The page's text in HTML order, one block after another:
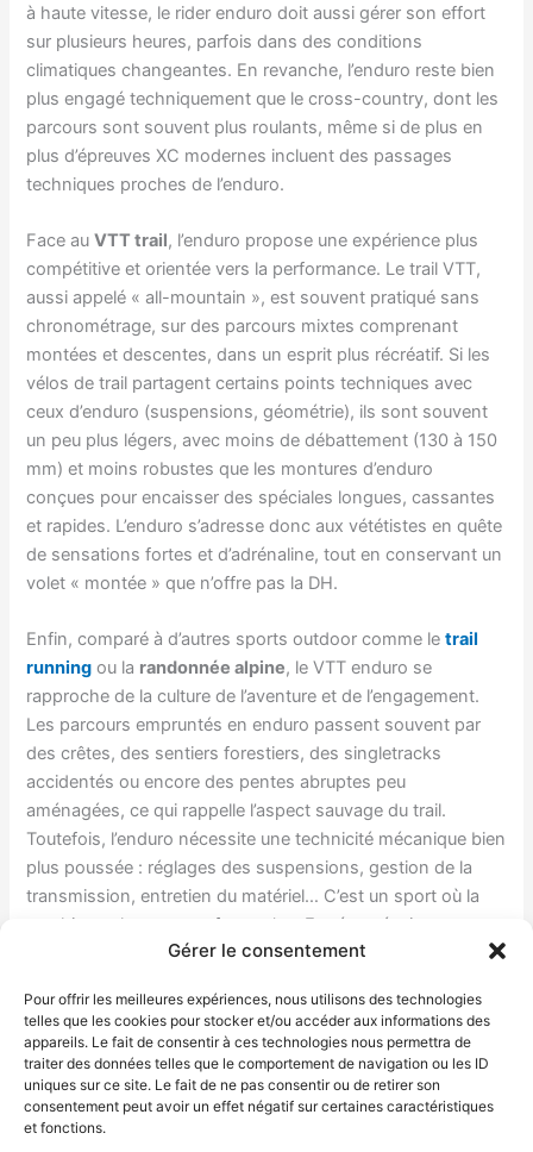
Gérer le consentement
Pour offrir les meilleures expériences, nous utilisons des technologies
telles que les cookies pour stocker et/ou accéder aux informations des
appareils. Le fait de consentir à ces technologies nous permettra de
traiter des données telles que le comportement de navigation ou les ID
uniques sur ce site. Le fait de ne pas consentir ou de retirer son
consentement peut avoir un effet négatif sur certaines caractéristiques
et fonctions.
à haute vitesse, le rider enduro doit aussi gérer son effort
sur plusieurs heures, parfois dans des conditions
climatiques changeantes. En revanche, l’enduro reste bien
plus engagé techniquement que le cross-country, dont les
parcours sont souvent plus roulants, même si de plus en
plus d’épreuves XC modernes incluent des passages
techniques proches de l’enduro.
Face auVTT trail, l’enduro propose une expérience plus
compétitive et orientée vers la performance. Le trail VTT,
aussi appelé « all-mountain », est souvent pratiqué sans
chronométrage, sur des parcours mixtes comprenant
montées et descentes, dans un esprit plus récréatif. Si les
vélos de trail partagent certains points techniques avec
ceux d’enduro (suspensions, géométrie), ils sont souvent
un peu plus légers, avec moins de débattement (130 à 150
mm) et moins robustes que les montures d’enduro
conçues pour encaisser des spéciales longues, cassantes
et rapides. L’enduro s’adresse donc aux vététistes en quête
de sensations fortes et d’adrénaline, tout en conservant un
volet « montée » que n’offre pas la DH.
Enfin, comparé à d’autres sports outdoor comme letrail
running ou la randonnée alpine, le VTT enduro se
rapproche de la culture de l’aventure et de l’engagement.
Les parcours empruntés en enduro passent souvent par
des crêtes, des sentiers forestiers, des singletracks
accidentés ou encore des pentes abruptes peu
aménagées, ce qui rappelle l’aspect sauvage du trail.
Toutefois, l’enduro nécessite une technicité mécanique bien
plus poussée : réglages des suspensions, gestion de la
transmission, entretien du matériel… C’est un sport où la
machine et le corps ne font qu’un. En résumé, si vous
cherchez une discipline complète mêlant pilotage engagé,
enduro pourrait bien être votre terrain de jeu idéal.
←Article précédent Article suivant